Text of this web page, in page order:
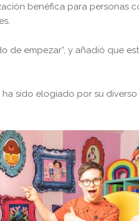
benéfica para personas
de empezar“, y añadió que
ha sido elogiado por su